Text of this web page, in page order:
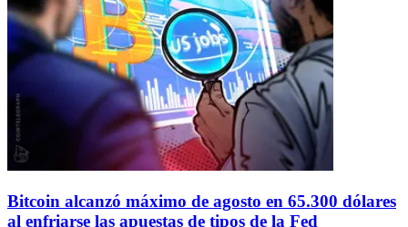
Bitcoin alcanzó máximo de agosto en 65.300 dólares
al enfriarse las apuestas de tipos de la Fed